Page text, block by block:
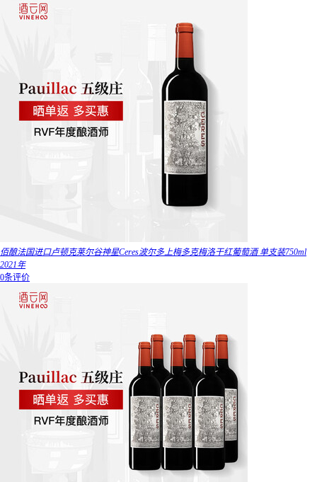
佰酿法国进口卢顿克莱尔谷神星Ceres波尔多上梅多克梅洛干红葡萄酒 单支装750ml
2021年
0条评价